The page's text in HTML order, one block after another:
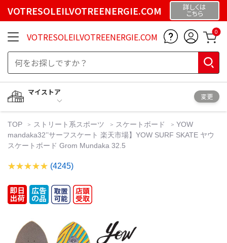
VOTRESOLEILVOTREENERGIE.COM 詳しくは
こちら
VOTRESOLEILVOTREENERGIE.COM 0
マイストア
変更
TOP ストリート系スポーツ スケートボード
YOW
mandaka32’’サーフスケート 楽天市場】YOW SURF SKATE ヤウ
スケートボード Grom Mundaka 32.5
(4245)